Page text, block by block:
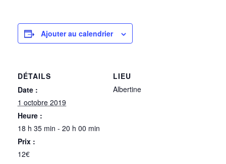
Ajouter au calendrier
DÉTAILS
Date :
1 octobre 2019
Heure :
18 h 35 min - 20 h 00 min
Prix :
12€
LIEU
Albertine